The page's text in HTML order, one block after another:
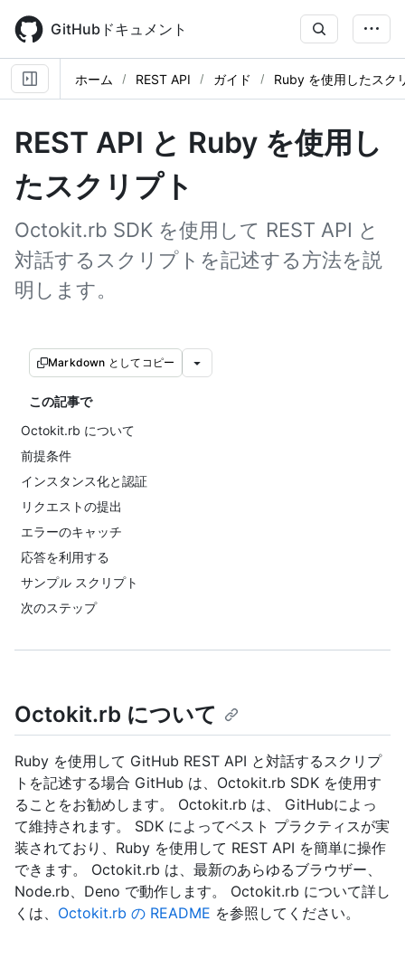
main
content
GitHubドキュメント
ホーム REST API ガイド Ruby を使用したスク
REST API と Ruby を使用し
たスクリプト
Octokit.rb SDK を使用して REST API と
対話するスクリプトを記述する方法を説
明します。
Markdown としてコピー
この記事で
Octokit.rb について
前提条件
インスタンス化と認証
リクエストの提出
エラーのキャッチ
応答を利用する
サンプル スクリプト
次のステップ
Octokit.rb について
Ruby を使用して GitHub REST API と対話するスクリプ
トを記述する場合 GitHub は、Octokit.rb SDK を使用す
ることをお勧めします。 Octokit.rb は、 GitHubによっ
て維持されます。 SDK によってベスト プラクティスが実
装されており、Ruby を使用して REST API を簡単に操作
できます。 Octokit.rb は、最新のあらゆるブラウザー、
Node.rb、Deno で動作します。 Octokit.rb について詳し
くは、 Octokit.rb の README を参照してください。